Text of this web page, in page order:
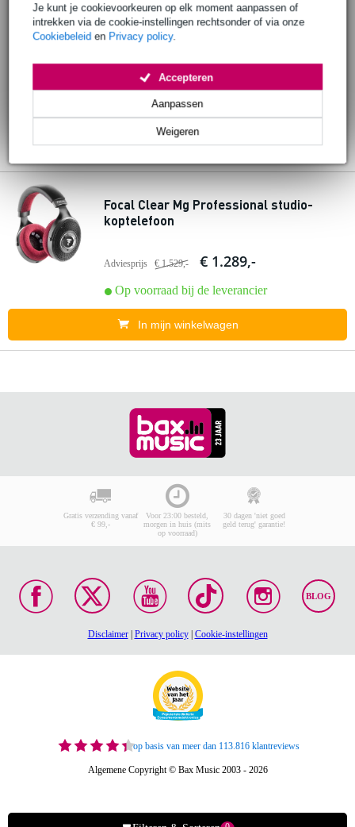
Je kunt je cookievoorkeuren op elk moment aanpassen of
intrekken via de cookie-instellingen rechtsonder of via onze
Cookiebeleid en Privacy policy.
Weigeren
Aanpassen
Accepteren
Focal Clear Mg Professional studio-
koptelefoon
Adviesprijs € 1.529,- € 1.289,-
Op voorraad bij de leverancier
In mijn winkelwagen
Gratis verzending vanaf
€ 99,-
Voor 23:00 besteld,
morgen in huis (mits
op voorraad)
30 dagen 'niet goed
geld terug' garantie!
BLOG
Disclaimer| Privacy policy| Cookie-instellingen
op basis van meer dan 113.816 klantreviews
Algemene Copyright © Bax Music 2003 - 2026